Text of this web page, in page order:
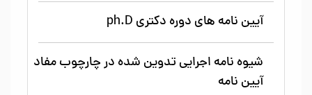
آیین نامه های دوره دکتری ph.D
شیوه نامه اجرایی تدوین شده در چارچوب مفاد
آیین نامه